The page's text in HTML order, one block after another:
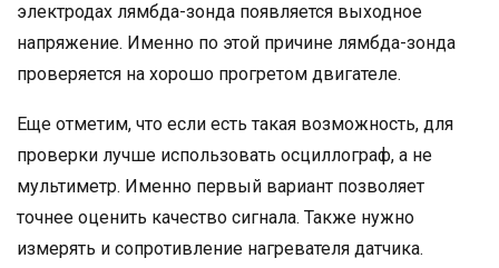
электродах лямбда-зонда появляется выходное
напряжение. Именно по этой причине лямбда-зонда
проверяется на хорошо прогретом двигателе.
Еще отметим, что если есть такая возможность, для
проверки лучше использовать осциллограф, а не
мультиметр. Именно первый вариант позволяет
точнее оценить качество сигнала. Также нужно
измерять и сопротивление нагревателя датчика.